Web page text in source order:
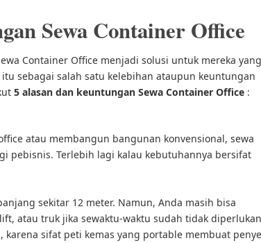
Sewa Container Office
Container Office menjadi solusi untuk mereka yang
sebagai salah satu kelebihan ataupun keuntungan
5 alasan dan keuntungan Sewa Container Office :
atau membangun bangunan konvensional, sewa
pebisnis. Terlebih lagi kalau kebutuhannya bersifat
sekitar 12 meter. Namun, Anda masih bisa
atau truk jika sewaktu-waktu sudah tidak
sifat peti kemas yang portable membuat